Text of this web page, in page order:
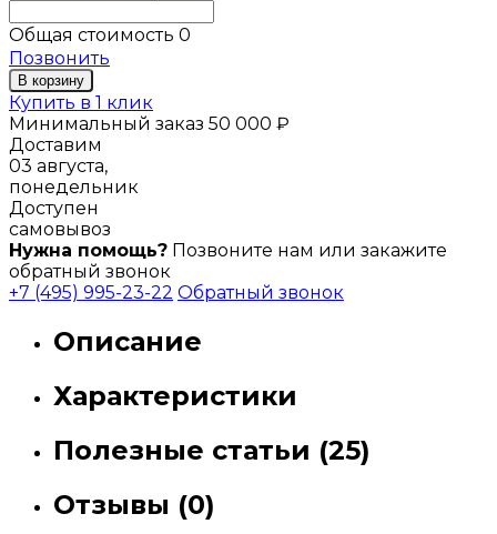
Общая стоимость 0
Позвонить
В корзину
Купить в 1 клик
Минимальный заказ 50 000 ₽
Доставим
03 августа,
понедельник
Доступен
самовывоз
Нужна помощь? Позвоните нам или закажите
обратный звонок
+7 (495) 995-23-22 Обратный звонок
Описание
Характеристики
Полезные статьи (25)
Отзывы (0)